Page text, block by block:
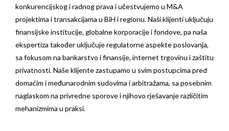
konkurencijskog i radnog prava i učestvujemo u M&A
projektima i transakcijama u BiH i regionu. Naši klijenti uključuju
finansijske institucije, globalne korporacije i fondove, pa naša
ekspertiza također uključuje regulatorne aspekte poslovanja,
sa fokusom na bankarstvo i finansije, internet trgovinu i zaštitu
privatnosti. Naše klijente zastupamo u svim postupcima pred
domaćim i međunarodnim sudovima i arbitražama, sa posebnim
naglaskom na privredne sporove i njihovo rješavanje različitim
mehanizmima u praksi.